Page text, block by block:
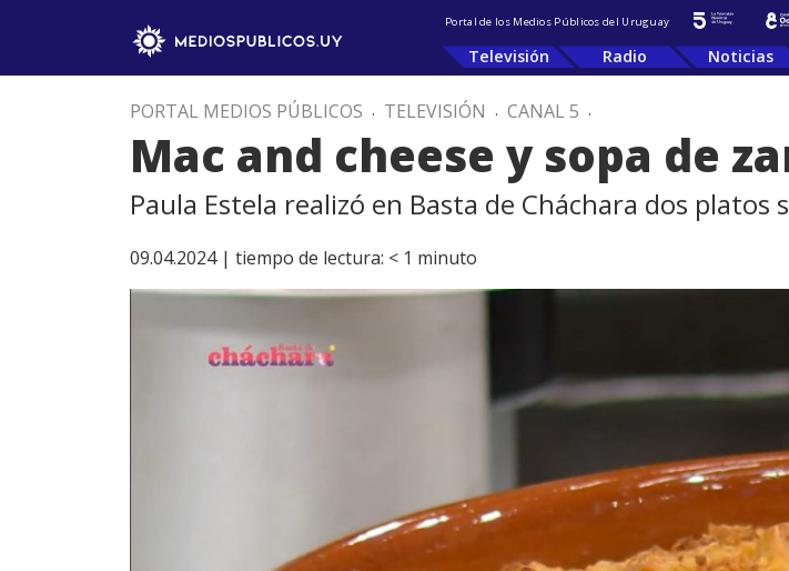
Portal de los Medios Públicos del Uruguay
Televisión Radio Noticias
PORTAL MEDIOS PÚBLICOS . TELEVISIÓN . CANAL 5 .
Mac and cheese y sopa de
Paula Estela realizó en Basta de Cháchara dos
09.04.2024 | tiempo de lectura: < 1 minuto